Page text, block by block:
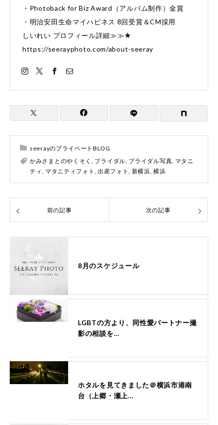
・Photoback for Biz Award（アルバム制作）金賞
・明治安田生命マイハピネス 8回受賞＆CM採用
しいれい プロフィール詳細≫≫★
https://seerayphoto.com/about-seeray
seerayのプライベートBLOG
かみさまとのやくそく , ブライダル, ブライダル写真, マタニ
ティ, マタニティフォト, 出産フォト, 新横浜,横浜
前の記事 次の記事
8月のスケジュール
LGBTの方より、同性愛パートナー撮
影の相談を…
ホタルを見てきました＠横浜市港南
台（上郷・瀬上…